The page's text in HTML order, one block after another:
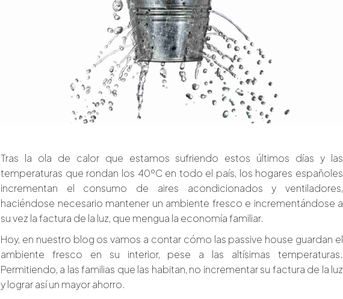
Tras la ola de calor que estamos sufriendo estos últimos días y las
temperaturas que rondan los 40ºC en todo el país, los hogares españoles
incrementan el consumo de aires acondicionados y ventiladores,
haciéndose necesario mantener un ambiente fresco e incrementándose a
su vez la factura de la luz, que mengua la economía familiar.
Hoy, en nuestro blog os vamos a contar cómo las passive house guardan el
ambiente fresco en su interior, pese a las altísimas temperaturas.
Permitiendo, a las familias que las habitan, no incrementar su factura de la luz
y lograr así un mayor ahorro.